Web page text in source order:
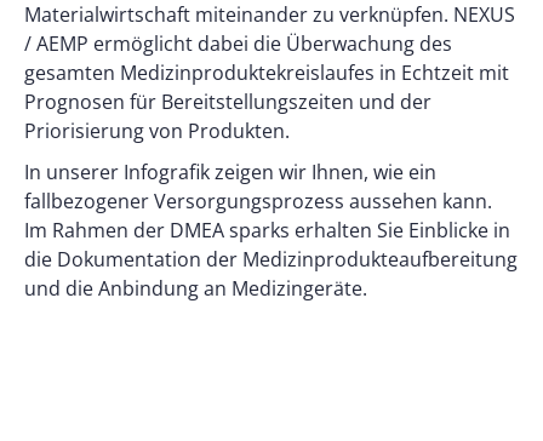
Materialwirtschaft miteinander zu verknüpfen. NEXUS
/ AEMP ermöglicht dabei die Überwachung des
gesamten Medizinproduktekreislaufes in Echtzeit mit
Prognosen für Bereitstellungszeiten und der
Priorisierung von Produkten.
In unserer Infografik zeigen wir Ihnen, wie ein
fallbezogener Versorgungsprozess aussehen kann.
Im Rahmen der DMEA sparks erhalten Sie Einblicke in
die Dokumentation der Medizinprodukteaufbereitung
und die Anbindung an Medizingeräte.